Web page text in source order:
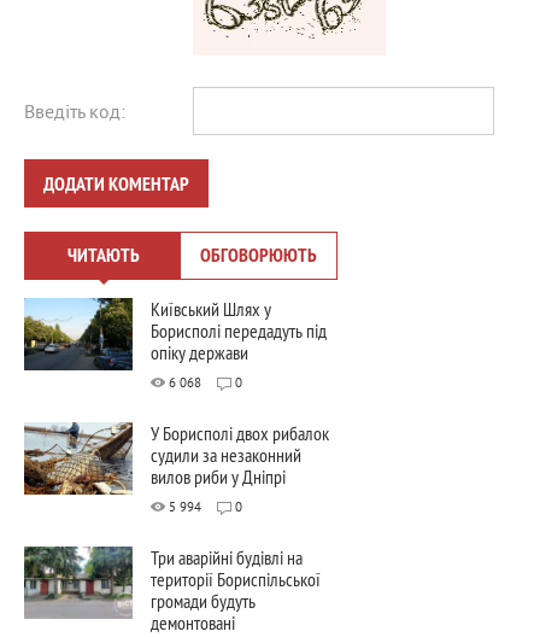
Введіть код:
ДОДАТИ КОМЕНТАР
ЧИТАЮТЬ ОБГОВОРЮЮТЬ
Київський Шлях у
Борисполі передадуть під
опіку держави
6 068 0
У Борисполі двох рибалок
судили за незаконний
вилов риби у Дніпрі
5 994 0
Три аварійні будівлі на
території Бориспільської
громади будуть
демонтовані